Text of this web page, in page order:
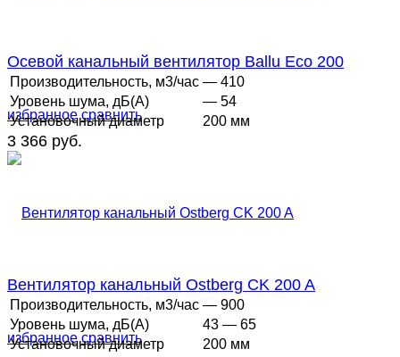
избранное сравнить
Осевой канальный вентилятор Ballu Eco 200
Производительность, м3/час — 410
Уровень шума, дБ(А)
— 54
Установочный диаметр
200 мм
3 366 руб.
избранное сравнить
Вентилятор канальный Ostberg CK 200 A
Производительность, м3/час — 900
Уровень шума, дБ(А)
43 — 65
Установочный диаметр
200 мм